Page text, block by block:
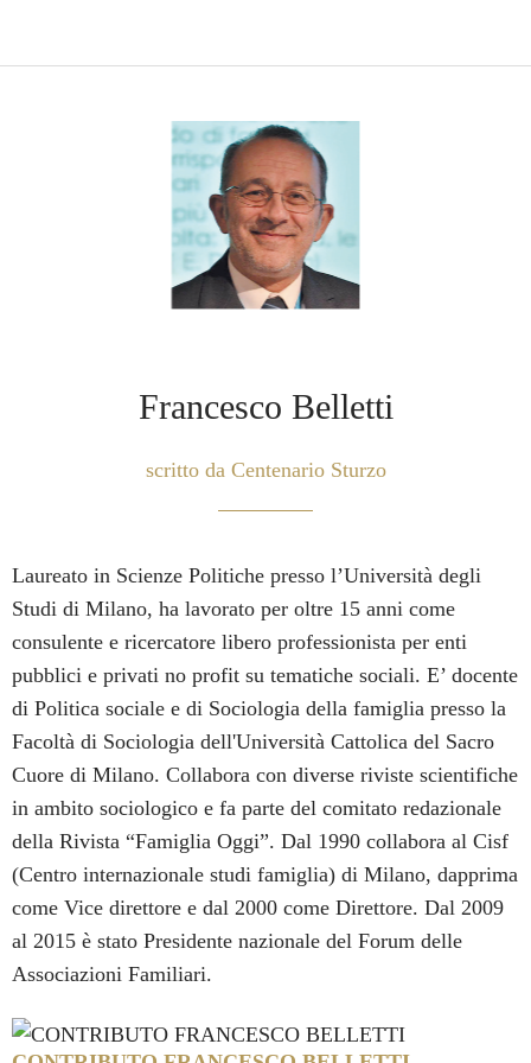
Francesco Belletti
scritto da Centenario Sturzo
Laureato in Scienze Politiche presso l’Università degli
Studi di Milano, ha lavorato per oltre 15 anni come
consulente e ricercatore libero professionista per enti
pubblici e privati no profit su tematiche sociali. E’ docente
di Politica sociale e di Sociologia della famiglia presso la
Facoltà di Sociologia dell'Università Cattolica del Sacro
Cuore di Milano. Collabora con diverse riviste scientifiche
in ambito sociologico e fa parte del comitato redazionale
della Rivista “Famiglia Oggi”. Dal 1990 collabora al Cisf
(Centro internazionale studi famiglia) di Milano, dapprima
come Vice direttore e dal 2000 come Direttore. Dal 2009
al 2015 è stato Presidente nazionale del Forum delle
Associazioni Familiari.